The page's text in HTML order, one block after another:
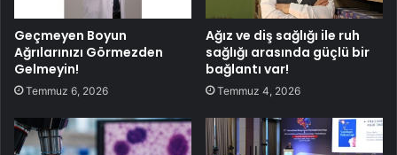
Geçmeyen Boyun
Ağrılarınızı Görmezden
Gelmeyin!
Temmuz 6, 2026
Ağız ve diş sağlığı ile ruh
sağlığı arasında güçlü bir
bağlantı var!
Temmuz 4, 2026